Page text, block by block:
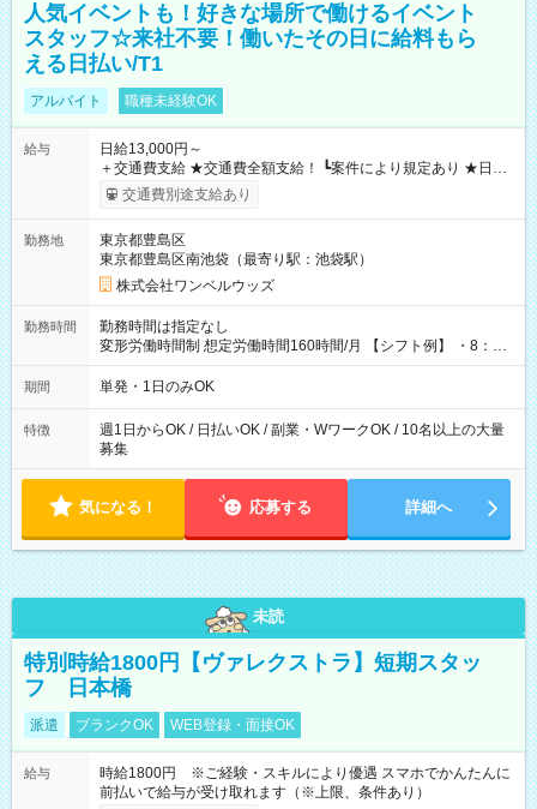
人気イベントも！好きな場所で働けるイベント
スタッフ☆来社不要！働いたその日に給料もら
える日払い/T1
アルバイト 職種未経験OK
給与
日給13,000円～
＋交通費支給 ★交通費全額支給！ ┗案件により規定あり ★日払
いOK！（規定あり） ┗働いたその日に現金GET♪ お仕事後はコ
ンビニATMから 日払い分を引き落とせます！ 【試用期間】試
交通費別途支給あり
勤務地
東京都豊島区
東京都豊島区南池袋（最寄り駅：池袋駅）
株式会社ワンベルウッズ
勤務時間
勤務時間は指定なし
変形労働時間制 想定労働時間160時間/月 【シフト例】 ・8：00
～21：00
期間 単発・1日のみOK
特徴
週1日からOK / 日払いOK / 副業・WワークOK / 10名以上の大量
募集
気になる！ 応募する 詳細へ
未読
特別時給1800円【ヴァレクストラ】短期スタッ
フ 日本橋
派遣 ブランクOK WEB登録・面接OK
給与
時給1800円 ※ご経験・スキルにより優遇 スマホでかんたんに
前払いで給与が受け取れます（※上限、条件あり）